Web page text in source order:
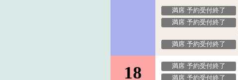
満席 予約受付終了
満席 予約受付終了
満席 予約受付終了
18 満席 予約受付終了
満席 予約受付終了